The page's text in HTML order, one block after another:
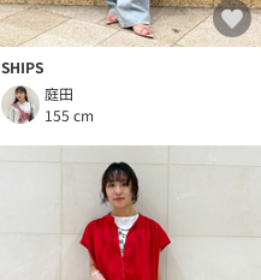
SHIPS
庭田
155 cm